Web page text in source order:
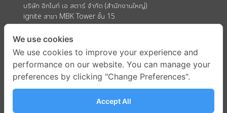
บริษัท อิกไนท์ เอ สตาร์ จำกัด (สำนักงานใหญ่)
ignite สาขา MBK Tower ชั้น 15
ถนนพญาไท แขวงวังใหม่ เขตปทุมวัน กรุงเทพมหานคร 10330
We use cookies
We use cookies to improve your experience and
performance on our website. You can manage your
preferences by clicking "Change Preferences".
Accept All